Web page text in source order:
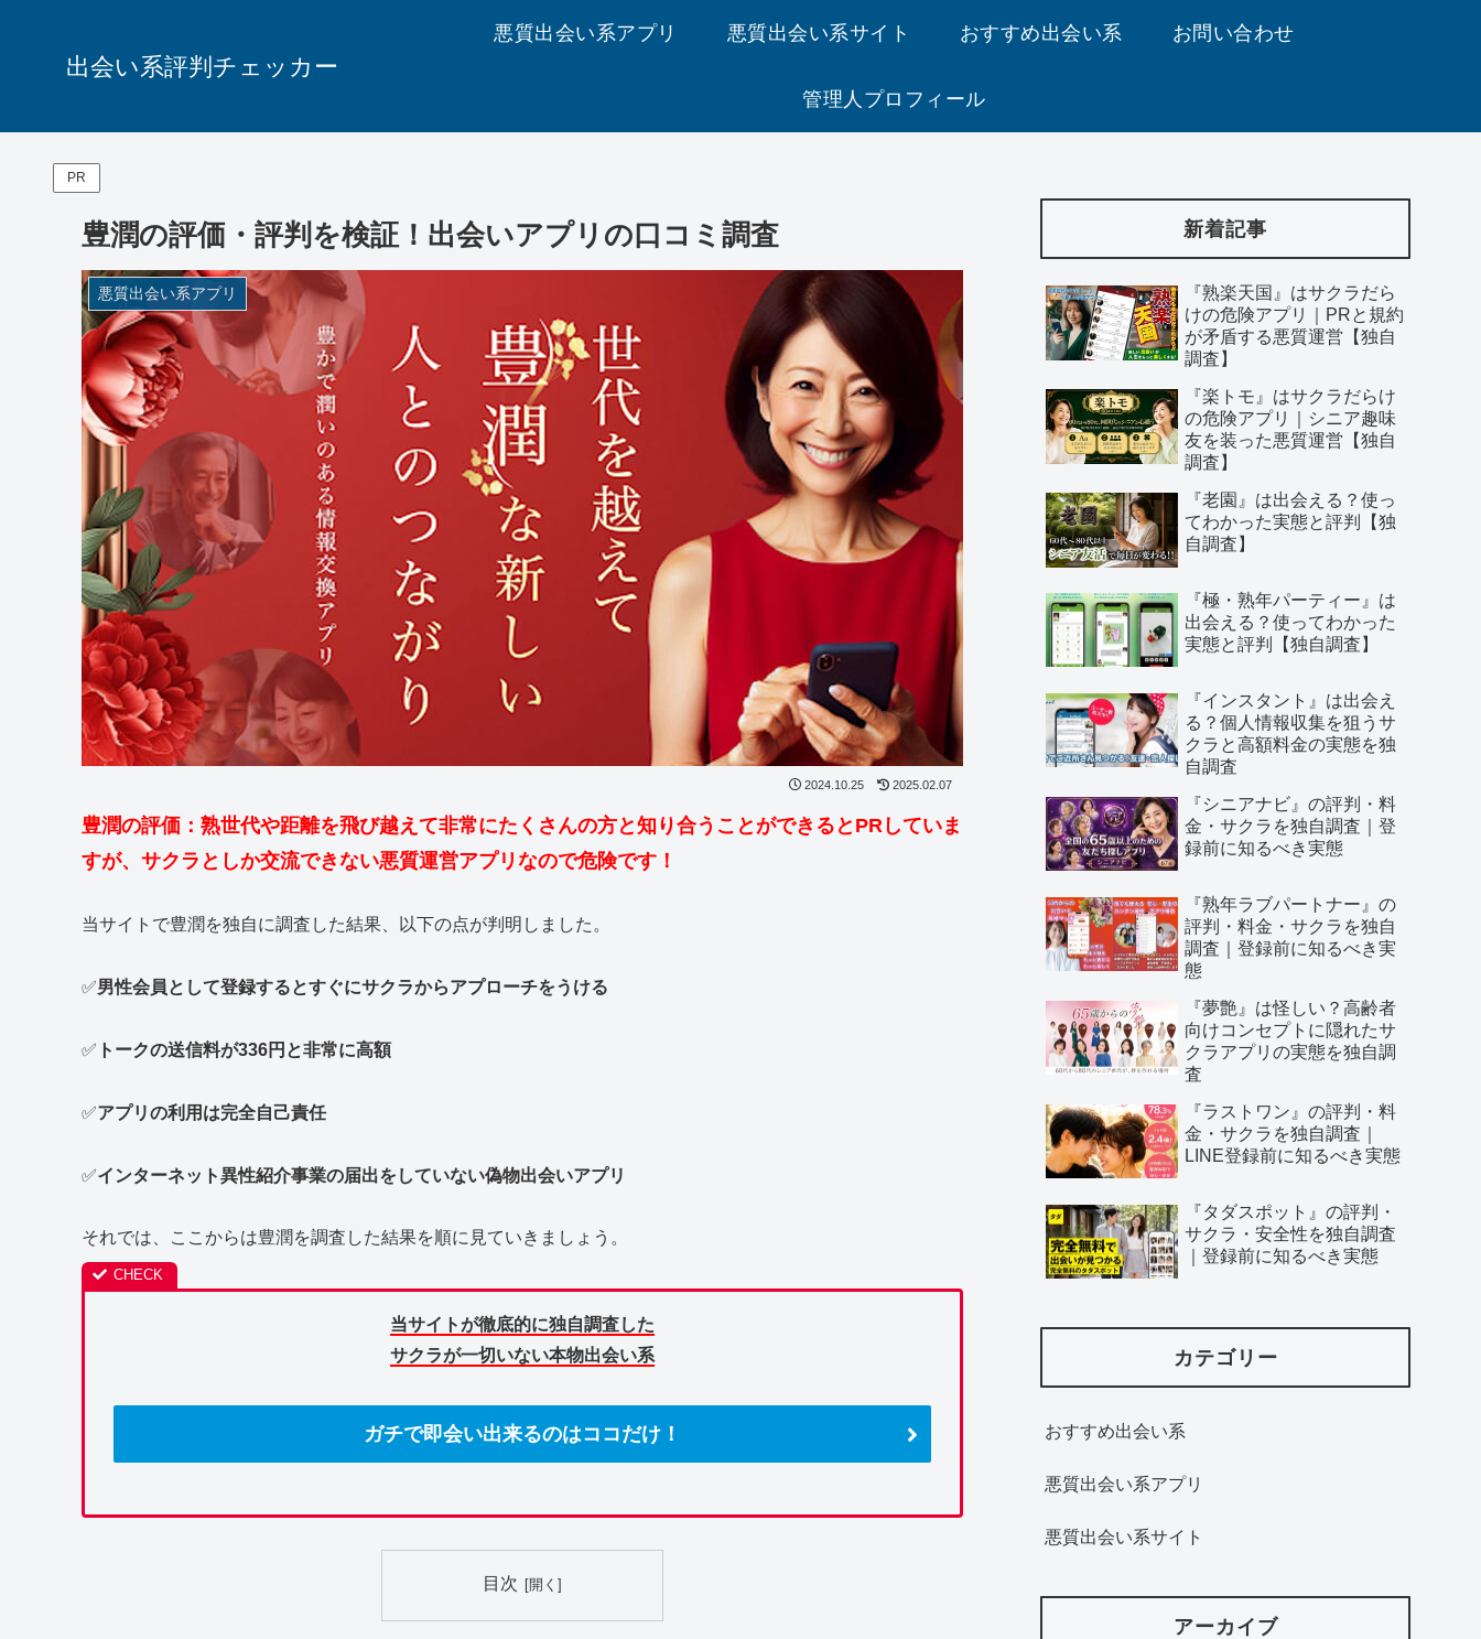
出会い系評判チェッカー
悪質出会い系アプリ 悪質出会い系サイト おすすめ出会い系 お問い合わせ
管理人プロフィール
PR
豊潤の評価・評判を検証！出会いアプリの口コミ調査
悪質出会い系アプリ
2024.10.25 2025.02.07
豊潤の評価：熟世代や距離を飛び越えて非常にたくさんの方と知り合うことができるとPRしていま
すが、サクラとしか交流できない悪質運営アプリなので危険です！
当サイトで豊潤を独自に調査した結果、以下の点が判明しました。
✅男性会員として登録するとすぐにサクラからアプローチをうける
✅ トークの送信料が336円と非常に高額
✅アプリの利用は完全自己責任
✅インターネット異性紹介事業の届出をしていない偽物出会いアプリ
それでは、ここからは豊潤を調査した結果を順に見ていきましょう。
当サイトが徹底的に独自調査した
サクラが一切いない本物出会い系
ガチで即会い出来るのはココだけ！
目次
新着記事
『熟楽天国』はサクラだら
けの危険アプリ｜PRと規約
が矛盾する悪質運営【独自
調査】
『楽トモ』はサクラだらけ
の危険アプリ｜シニア趣味
友を装った悪質運営【独自
調査】
『老園』は出会える？使っ
てわかった実態と評判【独
自調査】
『極・熟年パーティー』は
出会える？使ってわかった
実態と評判【独自調査】
『インスタント』は出会え
る？個人情報収集を狙うサ
クラと高額料金の実態を独
自調査
『シニアナビ』の評判・料
金・サクラを独自調査｜登
録前に知るべき実態
『熟年ラブパートナー』の
評判・料金・サクラを独自
調査｜登録前に知るべき実
態
『夢艶』は怪しい？高齢者
向けコンセプトに隠れたサ
クラアプリの実態を独自調
査
『ラストワン』の評判・料
金・サクラを独自調査｜
LINE登録前に知るべき実態
『タダスポット』の評判・
サクラ・安全性を独自調査
｜登録前に知るべき実態
カテゴリー
おすすめ出会い系
悪質出会い系アプリ
悪質出会い系サイト
アーカイブ